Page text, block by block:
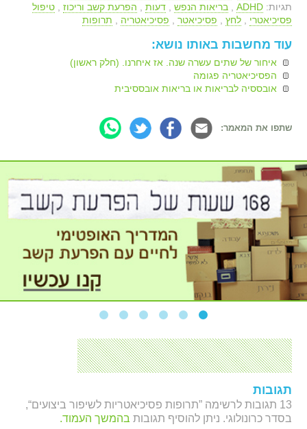
תגיות:ADHD
,בריאות הנפש ,דעות הפרעת קשב וריכוז ,טיפול
פסיכיאטרי ,לחץ פסיכיאטר פסיכיאטריה תרופות
עוד מחשבות באותו נושא:
איחור של שתים עשרה שנה. אז איחרנו. (חלק ראשון)
הפסיכיאטריה פגומה
אובססיה לבריאות או בריאות אובססיבית
שתפו את המאמר:
תגובות
13 תגובות לרשימה ”תרופות פסיכיאטריות לשיפור ביצועים“,
בסדר כרונולוגי. ניתן להוסיף תגובות בהמשך העמוד.